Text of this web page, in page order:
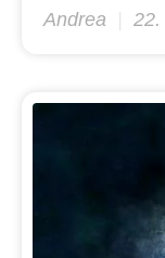
Andrea 22.